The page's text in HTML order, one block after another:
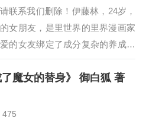
联系我们删除！伊藤林，24岁，
女朋友，是里世界的里界漫画家
的女友绑定了成分复杂的养成系
不想你...
魔女的替身》 御白狐 著
475